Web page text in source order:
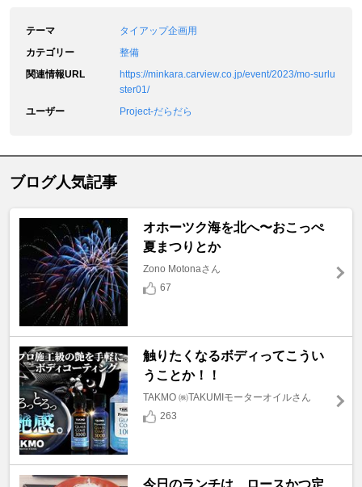
テーマ
タイアップ企画用
カテゴリー
整備
関連情報URL
https://minkara.carview.co.jp/event/2023/mo-surlu
ster01/
ユーザー
Project-だらだら
ブログ人気記事
オホーツク海を北へ〜おこっぺ
夏まつりとか
Zono Motonaさん
67
触りたくなるボディってこうい
うことか！！
TAKMO ㈱TAKUMIモーターオイルさん
263